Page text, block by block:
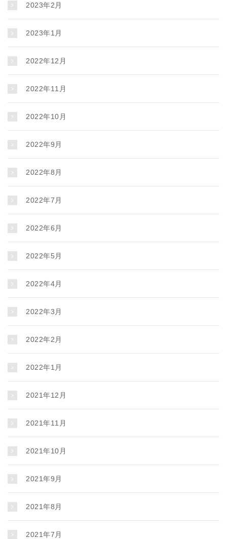
2023年2月
2023年1月
2022年12月
2022年11月
2022年10月
2022年9月
2022年8月
2022年7月
2022年6月
2022年5月
2022年4月
2022年3月
2022年2月
2022年1月
2021年12月
2021年11月
2021年10月
2021年9月
2021年8月
2021年7月